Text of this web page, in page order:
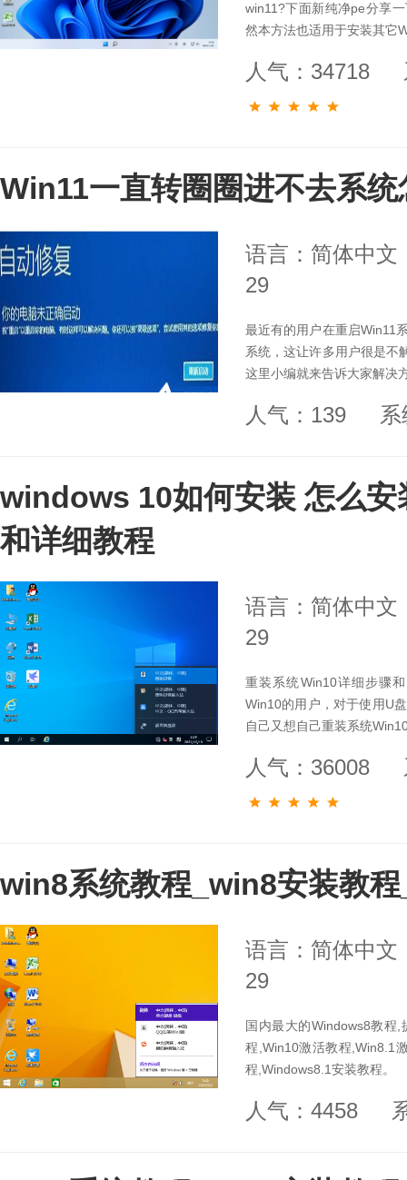
win11?下面新纯净pe分享
然本方法也适用于安装其它
人气：34718
Win11一直转圈圈进不去系
语言：简体中文
29
最近有的用户在重启Win11
系统，这让许多用户很是不
这里小编就来告诉大家解决
人气：139
windows 10如何安装 怎么
和详细教程
语言：简体中文
29
重装系统Win10详细步骤
Win10的用户，对于使用U
自己又想自己重装系统
人气：36008
win8系统教程_win8安装教
语言：简体中文
29
国内最大的Windows8教程
程,Win10激活教程,Win8.1
程,Windows8.1安装教程。
人气：4458